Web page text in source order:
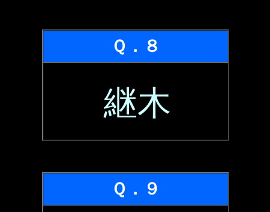
Ｑ．８
継木
Ｑ．９